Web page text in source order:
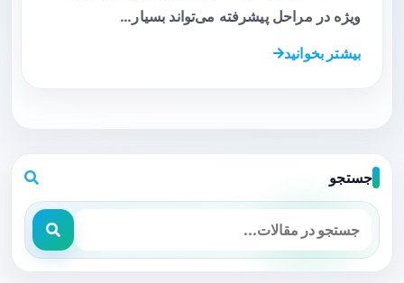
ویژه در مراحل پیشرفته می‌تواند بسیار…
بیشتر بخوانید
جستجو